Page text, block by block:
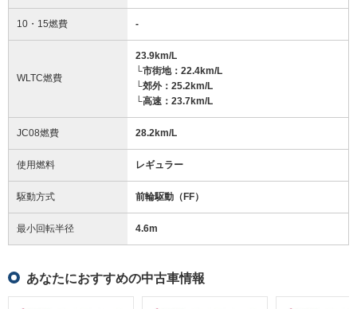
10・15燃費 -
WLTC燃費
23.9km/L
└市街地：22.4km/L
└郊外：25.2km/L
└高速：23.7km/L
JC08燃費 28.2km/L
使用燃料 レギュラー
駆動方式 前輪駆動（FF）
最小回転半径 4.6m
あなたにおすすめの中古車情報